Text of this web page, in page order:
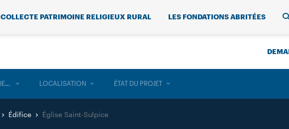
COLLECTE PATRIMOINE RELIGIEUX RURAL LES FONDATIONS ABRITÉES
TOUS LES PROJETS LOCALISATION ÉTAT DU PROJET
Édifice Église Saint-Sulpice